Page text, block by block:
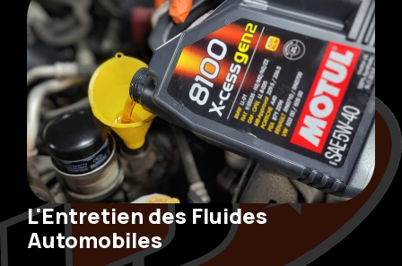
L'Entretien des Fluides
Automobiles